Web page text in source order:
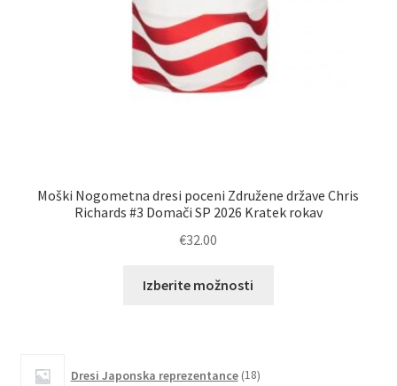
Moški Nogometna dresi poceni Združene države Chris
Richards #3 Domači SP 2026 Kratek rokav
€32.00
Izberite možnosti
Dresi Japonska reprezentance 18izdelkov